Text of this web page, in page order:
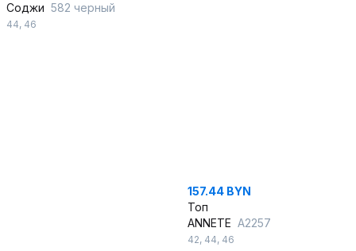
Соджи 582 черный
44, 46
157.44 BYN
Топ
ANNETE A2257
42, 44, 46